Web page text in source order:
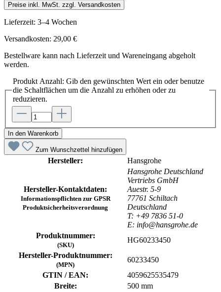
Preise inkl. MwSt. zzgl. Versandkosten
Lieferzeit: 3–4 Wochen
Versandkosten: 29,00 €
Bestellware kann nach Lieferzeit und Wareneingang abgeholt
werden.
Produkt Anzahl: Gib den gewünschten Wert ein oder benutze
die Schaltflächen um die Anzahl zu erhöhen oder zu
reduzieren.
In den Warenkorb
Zum Wunschzettel hinzufügen
Hersteller: Hansgrohe
Hersteller-Kontaktdaten:
Informationspflichten zur GPSR
Produktsicherheitsverordnung
Hansgrohe Deutschland
Vertriebs GmbH
Auestr. 5-9
77761 Schiltach
Deutschland
T: +49 7836 51-0
E: info@hansgrohe.de
Produktnummer:
(SKU)
HG60233450
Hersteller-Produktnummer:
(MPN)
60233450
GTIN / EAN:
4059625535479
Breite:
500 mm